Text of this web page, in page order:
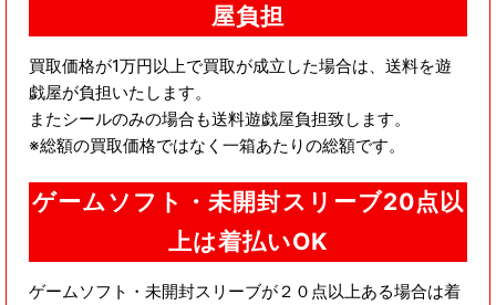
屋負担
買取価格が1万円以上で買取が成立した場合は、送料を遊
戯屋が負担いたします。
またシールのみの場合も送料遊戯屋負担致します。
※総額の買取価格ではなく一箱あたりの総額です。
ゲームソフト・未開封スリーブ20点以
上は着払いOK
ゲームソフト・未開封スリーブが２０点以上ある場合は着